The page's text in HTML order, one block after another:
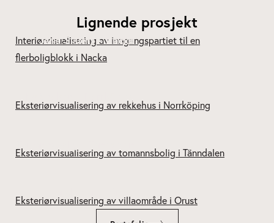
Lignende prosjekt
Järla Siluett – Nacka